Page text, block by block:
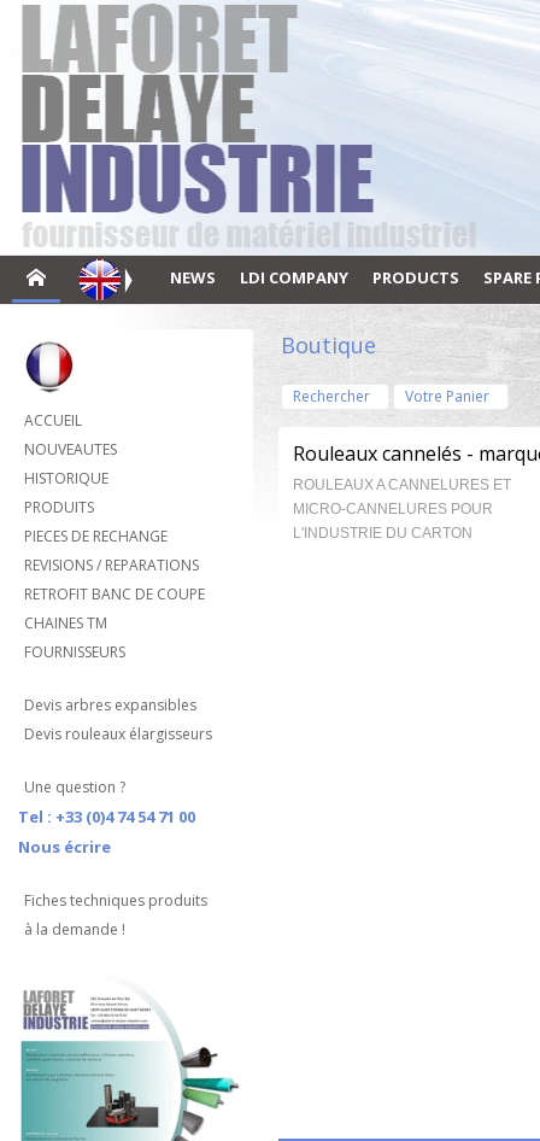
NEWS LDI COMPANY PRODUCTS SPARE
ACCUEIL
NOUVEAUTES
HISTORIQUE
PRODUITS
PIECES DE RECHANGE
REVISIONS / REPARATIONS
RETROFIT BANC DE COUPE
CHAINES TM
FOURNISSEURS
Devis arbres expansibles
Devis rouleaux élargisseurs
Une question ?
Tel : +33 (0)4 74 54 71 00
Nous écrire
Fiches techniques produits
à la demande !
Boutique
Rechercher Votre Panier
Rouleaux cannelés -
ROULEAUX A CANNELURES ET
MICRO-CANNELURES POUR
L'INDUSTRIE DU CARTON